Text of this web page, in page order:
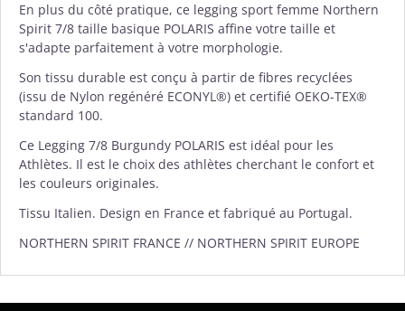
En plus du côté pratique, ce legging sport femme Northern
Spirit 7/8 taille basique POLARIS affine votre taille et
s'adapte parfaitement à votre morphologie.
Son tissu durable est conçu à partir de fibres recyclées
(issu de Nylon regénéré ECONYL®️) et certifié OEKO-TEX®
standard 100.
Ce Legging 7/8 Burgundy POLARIS est idéal pour les
Athlètes. Il est le choix des athlètes cherchant le confort et
les couleurs originales.
Tissu Italien. Design en France et fabriqué au Portugal.
NORTHERN SPIRIT FRANCE // NORTHERN SPIRIT EUROPE